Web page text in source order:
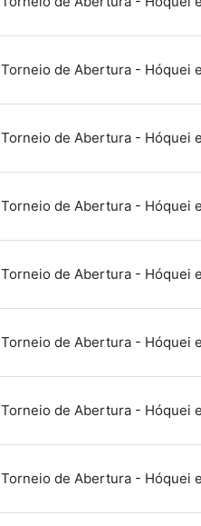
Torneio de Abertura - Hóquei
Torneio de Abertura - Hóquei
Torneio de Abertura - Hóquei
Torneio de Abertura - Hóquei
Torneio de Abertura - Hóquei
Torneio de Abertura - Hóquei
Torneio de Abertura - Hóquei